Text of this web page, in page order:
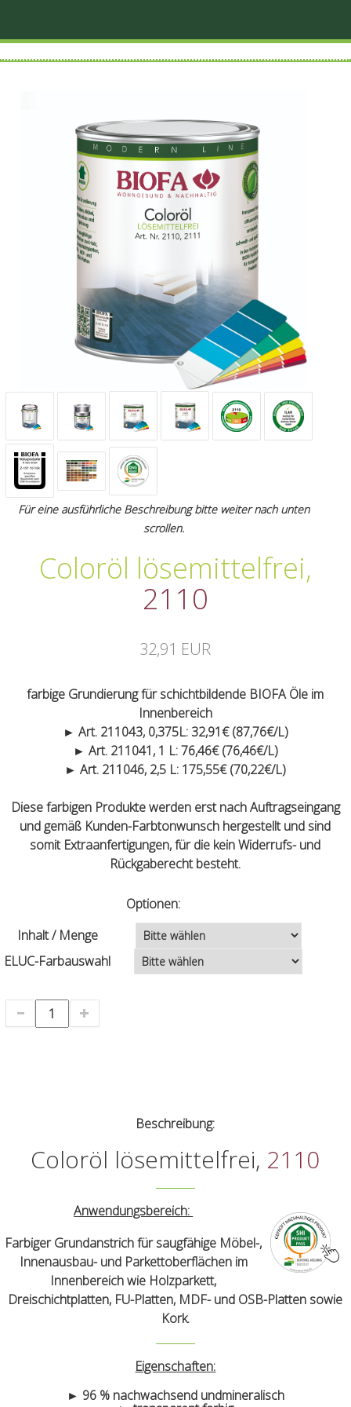
Für eine ausführliche Beschreibung bitte weiter nach unten
scrollen.
Coloröl lösemittelfrei,
2110
32,91 EUR
farbige Grundierung für schichtbildende BIOFA Öle im
Innenbereich
► Art. 211043, 0,375L: 32,91€ (87,76€/L)
► Art. 211041, 1 L: 76,46€ (76,46€/L)
► Art. 211046, 2,5 L: 175,55€ (70,22€/L)
Diese farbigen Produkte werden erst nach Auftragseingang
und gemäß Kunden-Farbtonwunsch hergestellt und sind
somit Extraanfertigungen, für die kein Widerrufs- und
Rückgaberecht besteht.
Optionen:
Inhalt / Menge
ELUC-Farbauswahl
Beschreibung:
Coloröl lösemittelfrei, 2110
Anwendungsbereich:
Farbiger Grundanstrich für saugfähige Möbel-,
Innenausbau- und Parkettoberflächen im
Innenbereich wie Holzparkett,
Dreischichtplatten, FU-Platten, MDF- und OSB-Platten sowie
Kork.
Eigenschaften:
► 96 % nachwachsend undmineralisch